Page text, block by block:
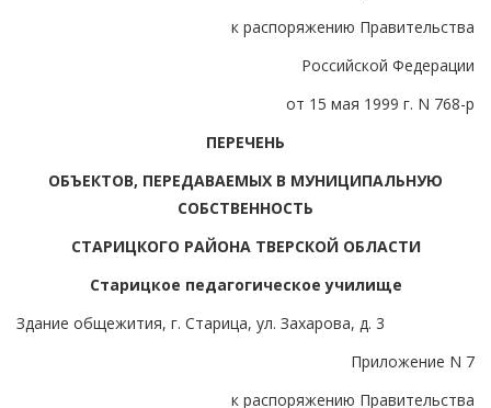
к распоряжению Правительства
Российской Федерации
от 15 мая 1999 г. N 768-р
ПЕРЕЧЕНЬ
ОБЪЕКТОВ, ПЕРЕДАВАЕМЫХ В МУНИЦИПАЛЬНУЮ
СОБСТВЕННОСТЬ
СТАРИЦКОГО РАЙОНА ТВЕРСКОЙ ОБЛАСТИ
Старицкое педагогическое училище
Здание общежития, г. Старица, ул. Захарова, д. 3
Приложение N 7
к распоряжению Правительства